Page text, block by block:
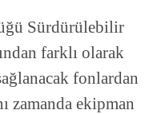
Sürdürülebilir
farklı olarak
fonlardan
zamanda ekipman